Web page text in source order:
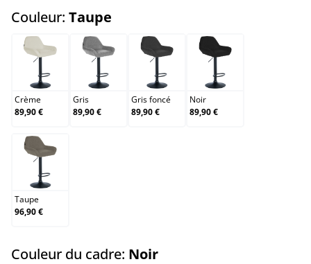
Couleur: Taupe
Crème
Crème
89,90 €
Gris
Gris
89,90 €
Gris foncé
Gris foncé
89,90 €
Noir
Noir
89,90 €
Taupe
Taupe
96,90 €
Couleur du cadre: Noirselect